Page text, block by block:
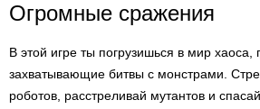
Огромные сражения
В этой игре ты погрузишься в мир хаоса,
захватывающие битвы с монстрами.
роботов, расстреливай мутантов и